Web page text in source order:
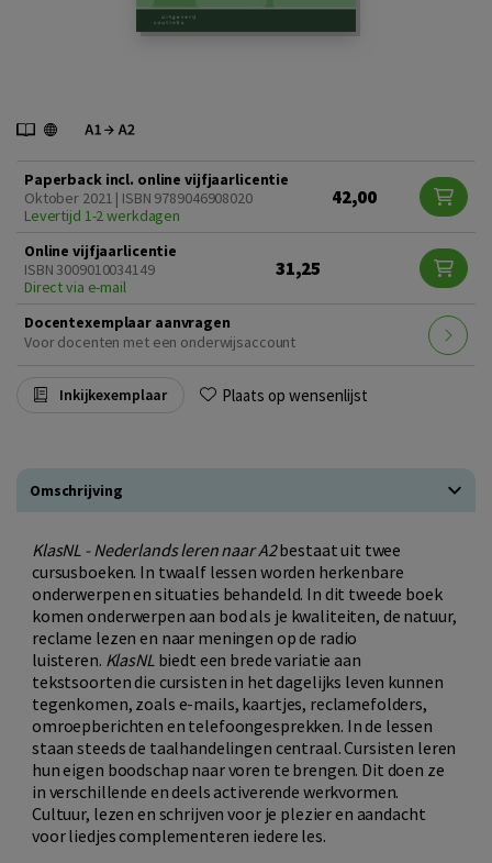
Paperback incl. online vijfjaarlicentie
Oktober 2021 | ISBN 9789046908020
Levertijd 1-2 werkdagen
42,00
Online vijfjaarlicentie
ISBN 3009010034149
Direct via e-mail
31,25
Docentexemplaar aanvragen
Voor docenten met een onderwijsaccount
Inkijkexemplaar Plaats op wensenlijst
Omschrijving
KlasNL - Nederlands leren naar A2bestaat uit twee
cursusboeken. In twaalf lessen worden herkenbare
onderwerpen en situaties behandeld. In dit tweede boek
komen onderwerpen aan bod als je kwaliteiten, de natuur,
reclame lezen en naar meningen op de radio
luisteren. KlasNLbiedt een brede variatie aan
tekstsoorten die cursisten in het dagelijks leven kunnen
tegenkomen, zoals e-mails, kaartjes, reclamefolders,
omroepberichten en telefoongesprekken. In de lessen
staan steeds de taalhandelingen centraal. Cursisten leren
hun eigen boodschap naar voren te brengen. Dit doen ze
in verschillende en deels activerende werkvormen.
Cultuur, lezen en schrijven voor je plezier en aandacht
voor liedjes complementeren iedere les.